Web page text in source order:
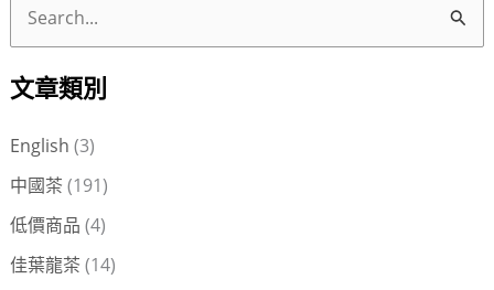
關
文章類別
English (3)
中國茶 (191)
低價商品 (4)
佳葉龍茶 (14)